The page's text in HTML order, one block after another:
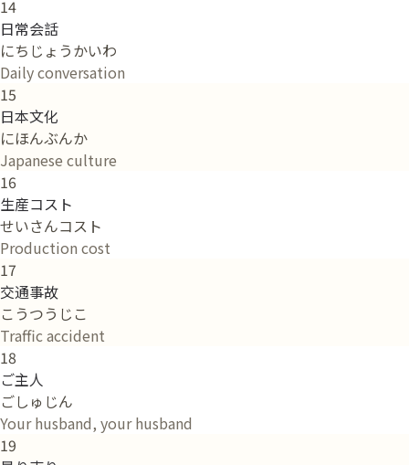
14
日常会話
にちじょうかいわ
Daily conversation
15
日本文化
にほんぶんか
Japanese culture
16
生産コスト
せいさんコスト
Production cost
17
交通事故
こうつうじこ
Traffic accident
18
ご主人
ごしゅじん
Your husband, your husband
19